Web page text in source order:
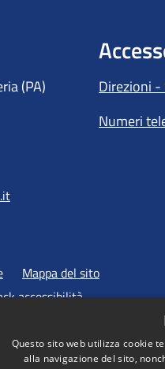
(PA)
Direzioni
Numeri
Mappa del sito
accessibilità
Questo sito web utilizza cookie
alla navigazione del sito,